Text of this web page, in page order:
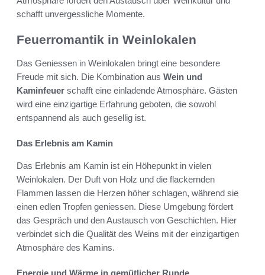
schafft unvergessliche Momente.
Feuerromantik in Weinlokalen
Das Geniessen in Weinlokalen bringt eine besondere
Freude mit sich. Die Kombination aus Wein und
Kaminfeuer schafft eine einladende Atmosphäre. Gästen
wird eine einzigartige Erfahrung geboten, die sowohl
entspannend als auch gesellig ist.
Das Erlebnis am Kamin
Das Erlebnis am Kamin ist ein Höhepunkt in vielen
Weinlokalen. Der Duft von Holz und die flackernden
Flammen lassen die Herzen höher schlagen, während sie
einen edlen Tropfen geniessen. Diese Umgebung fördert
das Gespräch und den Austausch von Geschichten. Hier
verbindet sich die Qualität des Weins mit der einzigartigen
Atmosphäre des Kamins.
Energie und Wärme in gemütlicher Runde